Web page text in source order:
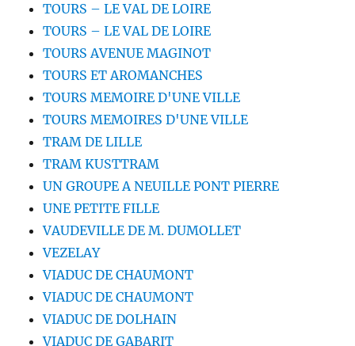
TOURS – LE VAL DE LOIRE
TOURS – LE VAL DE LOIRE
TOURS AVENUE MAGINOT
TOURS ET AROMANCHES
TOURS MEMOIRE D'UNE VILLE
TOURS MEMOIRES D'UNE VILLE
TRAM DE LILLE
TRAM KUSTTRAM
UN GROUPE A NEUILLE PONT PIERRE
UNE PETITE FILLE
VAUDEVILLE DE M. DUMOLLET
VEZELAY
VIADUC DE CHAUMONT
VIADUC DE CHAUMONT
VIADUC DE DOLHAIN
VIADUC DE GABARIT